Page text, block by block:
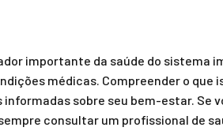
importante da saúde do sistema
médicas. Compreender o que
sobre seu bem-estar. Se
consultar um profissional de